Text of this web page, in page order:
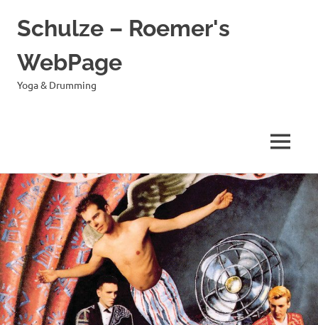
Zum
Inhalt
springen
Schulze – Roemer's
WebPage
Yoga & Drumming
MENÜ